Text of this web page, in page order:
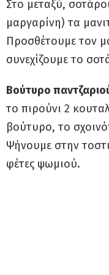
Στο μεταξύ,
μαργαρίνη) τα
Προσθέτουμε τον
συνεχίζουμε το
Βούτυρο
το πιρούνι 2
βούτυρο, το
Ψήνουμε στην
φέτες ψωμιού.